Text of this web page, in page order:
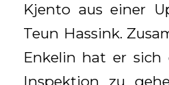
Kjento aus einer
Teun Hassink.
Enkelin hat er sich
Inspektion zu